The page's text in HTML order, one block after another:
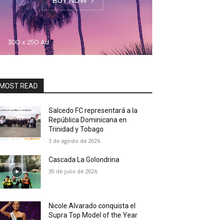
READ
Salcedo FC representará a la
República Dominicana en
Trinidad y Tobago
3 de agosto de 2026
Cascada La Golondrina
30 de julio de 2026
Nicole Alvarado conquista el
Supra Top Model of the Year